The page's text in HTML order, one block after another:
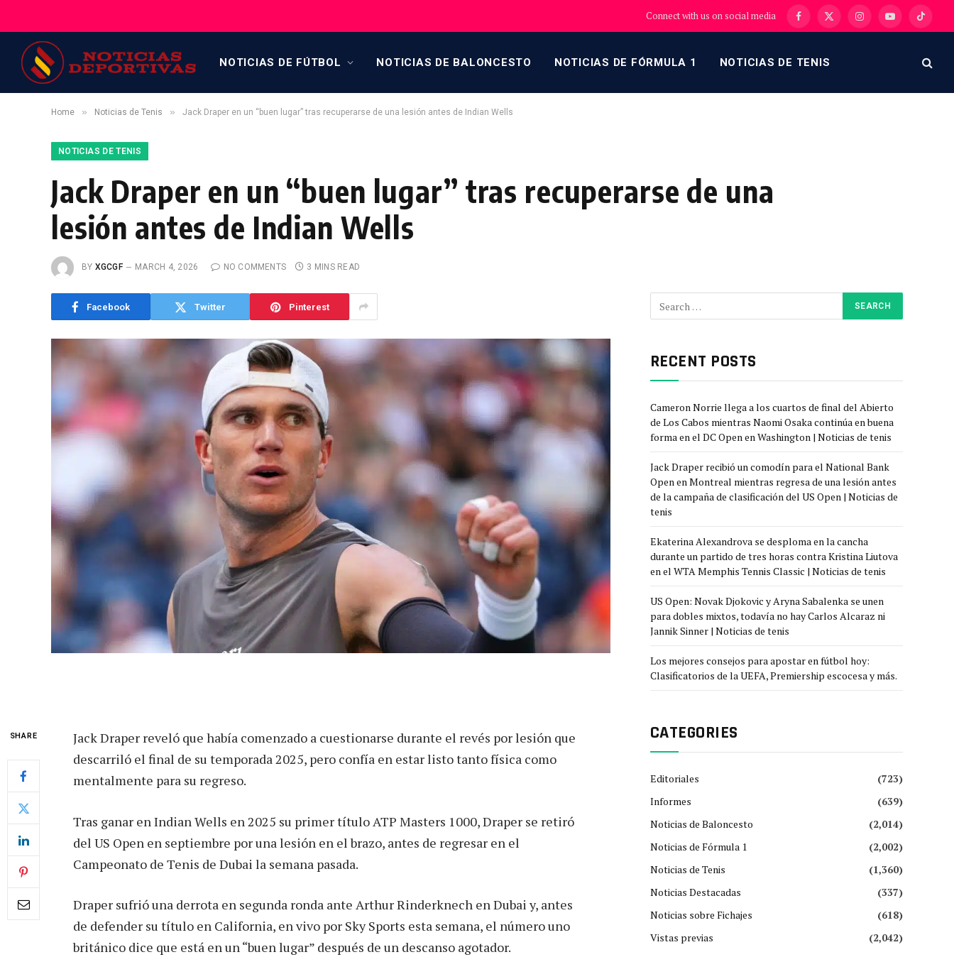
Connect with us on social media Facebook
X
InstagramYouTubeTikTok
NOTICIAS DE FÚTBOL NOTICIAS DE BALONCESTO NOTICIAS DE FÓRMULA 1 NOTICIAS DE TENIS
Home » Noticias de Tenis » Jack Draper en un “buen lugar” tras recuperarse de una lesión antes de Indian Wells
NOTICIAS DE TENIS
Jack Draper en un “buen lugar” tras recuperarse de una
lesión antes de Indian Wells
BY XGCGF MARCH 4, 2026 NO COMMENTS 3 MINS READ
Facebook Twitter Pinterest
SHARE
Jack Draper reveló que había comenzado a cuestionarse durante el revés por lesión que
descarriló el final de su temporada 2025, pero confía en estar listo tanto física como
mentalmente para su regreso.
Tras ganar en Indian Wells en 2025 su primer título ATP Masters 1000, Draper se retiró
del US Open en septiembre por una lesión en el brazo, antes de regresar en el
Campeonato de Tenis de Dubai la semana pasada.
Draper sufrió una derrota en segunda ronda ante Arthur Rinderknech en Dubai y, antes
de defender su título en California, en vivo por Sky Sports esta semana, el número uno
británico dice que está en un “buen lugar” después de un descanso agotador.
RECENT POSTS
Cameron Norrie llega a los cuartos de final del Abierto
de Los Cabos mientras Naomi Osaka continúa en buena
forma en el DC Open en Washington | Noticias de tenis
Jack Draper recibió un comodín para el National Bank
Open en Montreal mientras regresa de una lesión antes
de la campaña de clasificación del US Open | Noticias de
tenis
Ekaterina Alexandrova se desploma en la cancha
durante un partido de tres horas contra Kristina Liutova
en el WTA Memphis Tennis Classic | Noticias de tenis
US Open: Novak Djokovic y Aryna Sabalenka se unen
para dobles mixtos, todavía no hay Carlos Alcaraz ni
Jannik Sinner | Noticias de tenis
Los mejores consejos para apostar en fútbol hoy:
Clasificatorios de la UEFA, Premiership escocesa y más.
CATEGORIES
Editoriales
(723)
Informes
(639)
Noticias de Baloncesto
(2,014)
Noticias de Fórmula 1
(2,002)
Noticias de Tenis
(1,360)
Noticias Destacadas
(337)
Noticias sobre Fichajes
(618)
Vistas previas
(2,042)